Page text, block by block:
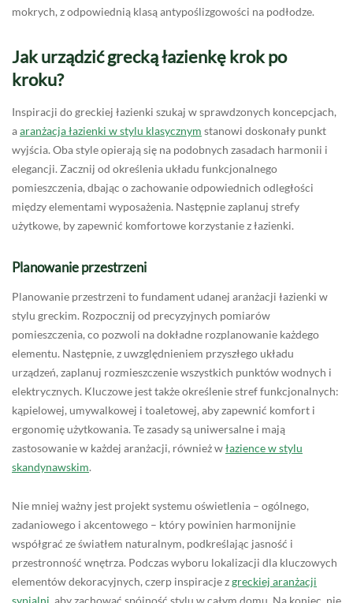
mokrych, z odpowiednią klasą antypoślizgowości na podłodze.
Jak urządzić grecką łazienkę krok po
kroku?
Inspiracji do greckiej łazienki szukaj w sprawdzonych koncepcjach,
aaranżacja łazienki w stylu klasycznym stanowi doskonały punkt
wyjścia. Oba style opierają się na podobnych zasadach harmonii i
elegancji. Zacznij od określenia układu funkcjonalnego
pomieszczenia, dbając o zachowanie odpowiednich odległości
między elementami wyposażenia. Następnie zaplanuj strefy
użytkowe, by zapewnić komfortowe korzystanie z łazienki.
Planowanie przestrzeni
Planowanie przestrzeni to fundament udanej aranżacji łazienki w
stylu greckim. Rozpocznij od precyzyjnych pomiarów
pomieszczenia, co pozwoli na dokładne rozplanowanie każdego
elementu. Następnie, z uwzględnieniem przyszłego układu
urządzeń, zaplanuj rozmieszczenie wszystkich punktów wodnych i
elektrycznych. Kluczowe jest także określenie stref funkcjonalnych:
kąpielowej, umywalkowej i toaletowej, aby zapewnić komfort i
ergonomię użytkowania. Te zasady są uniwersalne i mają
zastosowanie w każdej aranżacji, również włazience w stylu
skandynawskim.
Nie mniej ważny jest projekt systemu oświetlenia – ogólnego,
zadaniowego i akcentowego – który powinien harmonijnie
współgrać ze światłem naturalnym, podkreślając jasność i
przestronność wnętrza. Podczas wyboru lokalizacji dla kluczowych
elementów dekoracyjnych, czerp inspiracje zgreckiej aranżacji
sypialni , aby zachować spójność stylu w całym domu. Na koniec, nie